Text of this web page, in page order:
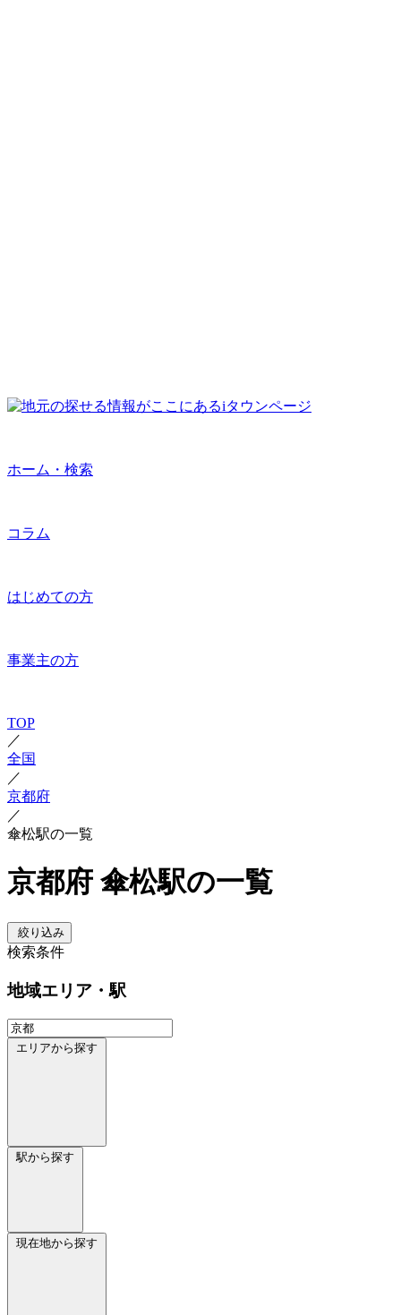
ホーム・検索
コラム
はじめての方
事業主の方
TOP
／
全国
／
京都府
／
傘松駅の一覧
京都府 傘松駅の一覧
絞り込み
検索条件
地域エリア・駅
エリアから探す
駅から探す
現在地から探す